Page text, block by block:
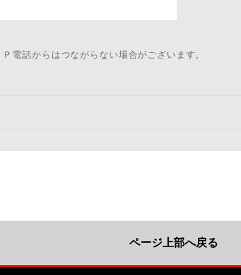
電話からはつながらない場合がございます。
ページ上部へ戻る